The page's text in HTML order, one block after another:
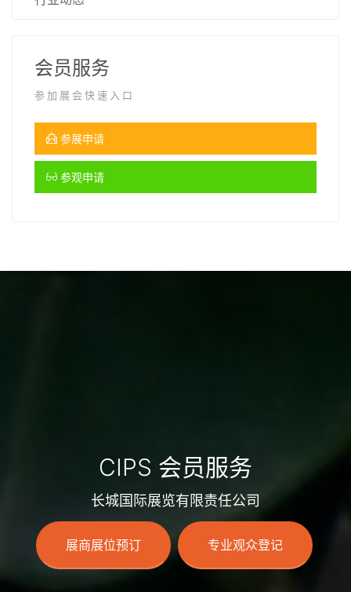
会员服务
参加展会快速入口
参展申请
参观申请
CIPS 会员服务
长城国际展览有限责任公司
展商展位预订 专业观众登记